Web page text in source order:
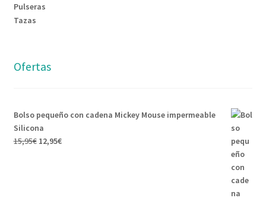
Pulseras
Tazas
Ofertas
Bolso pequeño con cadena Mickey Mouse impermeable
Silicona
15,95€ 12,95€